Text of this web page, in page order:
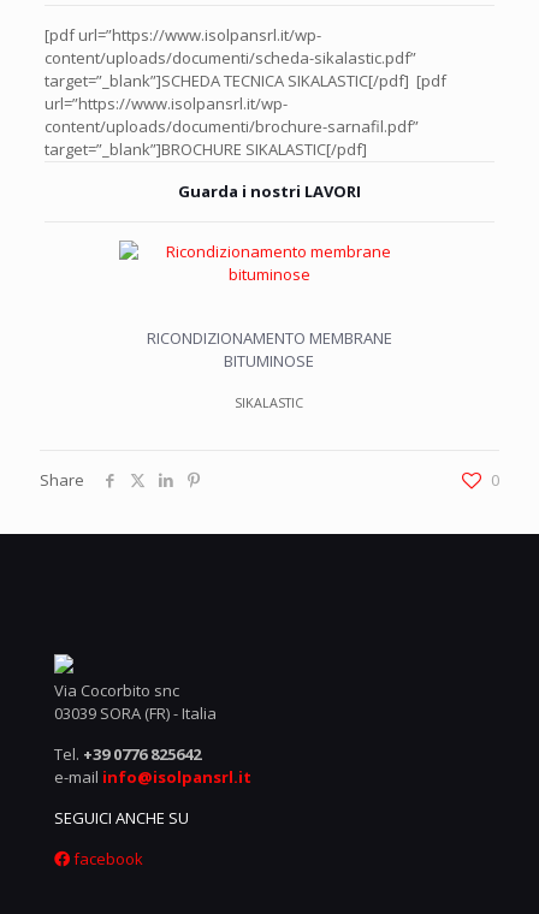
[pdf url=”https://www.isolpansrl.it/wp-
content/uploads/documenti/scheda-sikalastic.pdf”
target=”_blank”]SCHEDA TECNICA SIKALASTIC[/pdf] [pdf
url=”https://www.isolpansrl.it/wp-
content/uploads/documenti/brochure-sarnafil.pdf”
target=”_blank”]BROCHURE SIKALASTIC[/pdf]
Guarda i nostri LAVORI
RICONDIZIONAMENTO MEMBRANE
BITUMINOSE
SIKALASTIC
Share 0
Via Cocorbito snc
03039 SORA (FR) - Italia
Tel. +39 0776 825642
e-mail info@isolpansrl.it
SEGUICI ANCHE SU
facebook